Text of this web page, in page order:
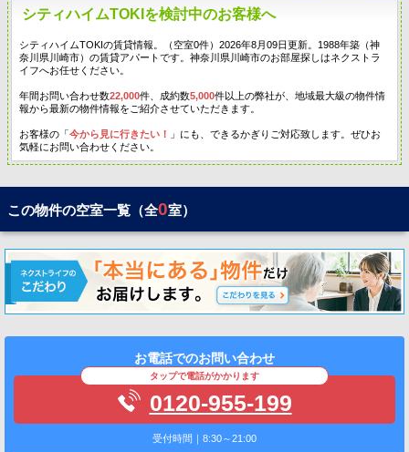
シティハイムTOKIを検討中のお客様へ
シティハイムTOKIの賃貸情報。（空室0件）2026年8月09日更新。1988年築（神
奈川県川崎市）の賃貸アパートです。神奈川県川崎市のお部屋探しはネクストラ
イフへお任せください。
年間お問い合わせ数22,000件、成約数5,000件以上の弊社が、地域最大級の物件情
報から最新の物件情報をご紹介させていただきます。
お客様の「今から見に行きたい！
」にも、できるかぎりご対応致します。ぜひお
気軽にお問い合わせください。
この物件の空室一覧（全0室）
お電話でのお問い合わせ
タップで電話がかかります
0120-955-199
受付時間｜8:30～21:00